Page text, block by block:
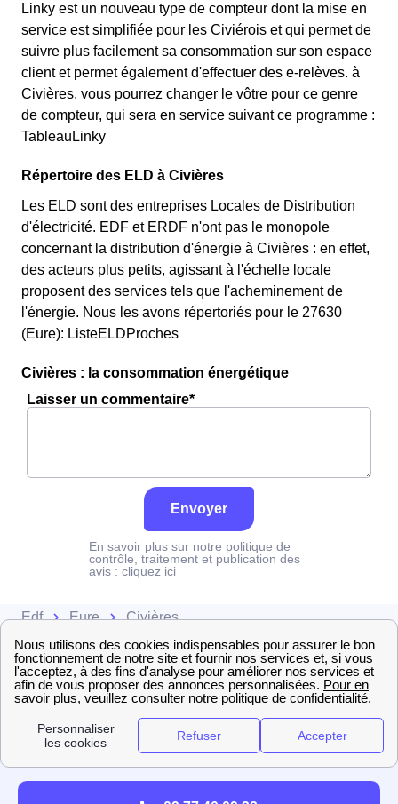
Linky est un nouveau type de compteur dont la mise en
service est simplifiée pour les Civiérois et qui permet de
suivre plus facilement sa consommation sur son espace
client et permet également d'effectuer des e-relèves. à
Civières, vous pourrez changer le vôtre pour ce genre
de compteur, qui sera en service suivant ce programme :
TableauLinky
Répertoire des ELD à Civières
Les ELD sont des entreprises Locales de Distribution
d'électricité. EDF et ERDF n'ont pas le monopole
concernant la distribution d'énergie à Civières : en effet,
des acteurs plus petits, agissant à l'échelle locale
proposent des services tels que l'acheminement de
l'énergie. Nous les avons répertoriés pour le 27630
(Eure): ListeELDProches
Civières : la consommation énergétique
Laisser un commentaire*
Envoyer
En savoir plus sur notre politique de
contrôle, traitement et publication des
avis : cliquez ici
Edf Eure Civières